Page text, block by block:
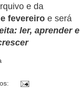
e da
fevereiro e será
ler, aprender e